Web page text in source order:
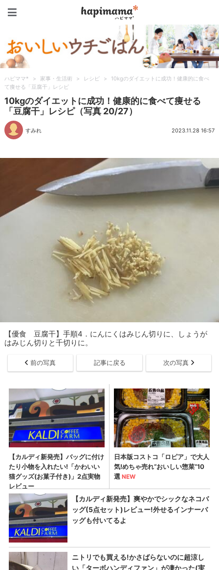
ハピママ* > 家事・生活術 > レシピ >
10kgのダイエットに成功！健康的に食べ
て痩せる「豆腐干」レシピ
10kgのダイエットに成功！健康的に食べて痩せる
「豆腐干」レシピ（写真 20/27）
すみれ 2023.11.28 16:57
【優食 豆腐干】手順4．にんにくはみじん切りに、しょうが
はみじん切りと千切りに。
前の写真 記事に戻る 次の写真